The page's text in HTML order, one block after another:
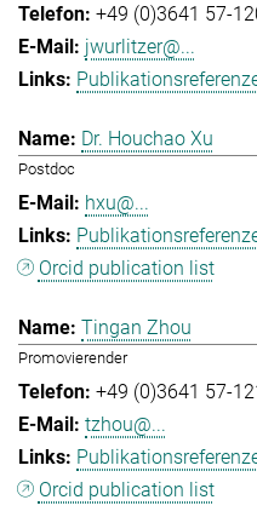
+49 (0)3641 57-
jwurlitzer@...
Dr. Houchao Xu
Postdoc
hxu@...
Orcid publication list
Tingan Zhou
Promovierender
+49 (0)3641 57-
tzhou@...
Orcid publication list